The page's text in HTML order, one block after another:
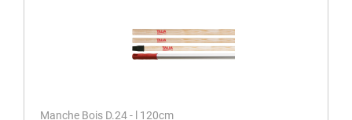
Manche Bois D.24 - l 120cm